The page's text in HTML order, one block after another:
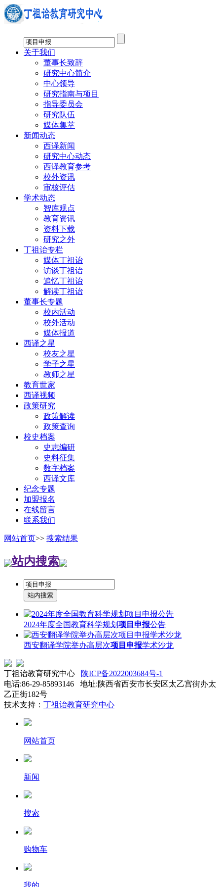
关于我们
董事长致辞
研究中心简介
中心领导
研究指南与项目
指导委员会
研究队伍
媒体集萃
新闻动态
西译新闻
研究中心动态
西译教育参考
校外资讯
审核评估
学术动态
智库观点
教育资讯
资料下载
研究之外
丁祖诒专栏
媒体丁祖诒
访谈丁祖诒
追忆丁祖诒
解读丁祖诒
董事长专题
校内活动
校外活动
媒体报道
西译之星
校友之星
学子之星
教师之星
教育世家
西译视频
政策研究
政策解读
政策查询
校史档案
史志编研
史料征集
数字档案
西译文库
纪念专题
加盟报名
在线留言
联系我们
网站首页>> 搜索结果
站内搜索
2024年度全国教育科学规划 项目申报公告
西安翻译学院举办高层次项目申报学术沙龙
丁祖诒教育研究中心
陕ICP备2022003684号-1
电话:86-29-85893146 地址:陕西省西安市长安区太乙宫街办太
乙正街182号
技术支持： 丁祖诒教育研究中心
网站首页
新闻
搜索
购物车